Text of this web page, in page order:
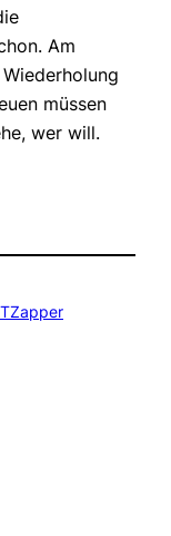
Am
müssen
wer will.